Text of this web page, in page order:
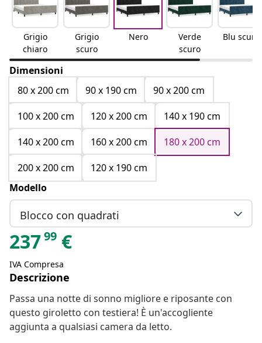
Grigio
chiaro
Grigio
scuro
Nero
Verde
scuro
Blu scuro
Dimensioni
80 x 200 cm
90 x 190 cm
90 x 200 cm
100 x 200 cm
120 x 200 cm
140 x 190 cm
140 x 200 cm
160 x 200 cm
180 x 200 cm
200 x 200 cm
120 x 190 cm
Modello
Blocco con quadrati
23799 €
IVA Compresa
Descrizione
Passa una notte di sonno migliore e riposante con
questo giroletto con testiera! È un'accogliente
aggiunta a qualsiasi camera da letto.